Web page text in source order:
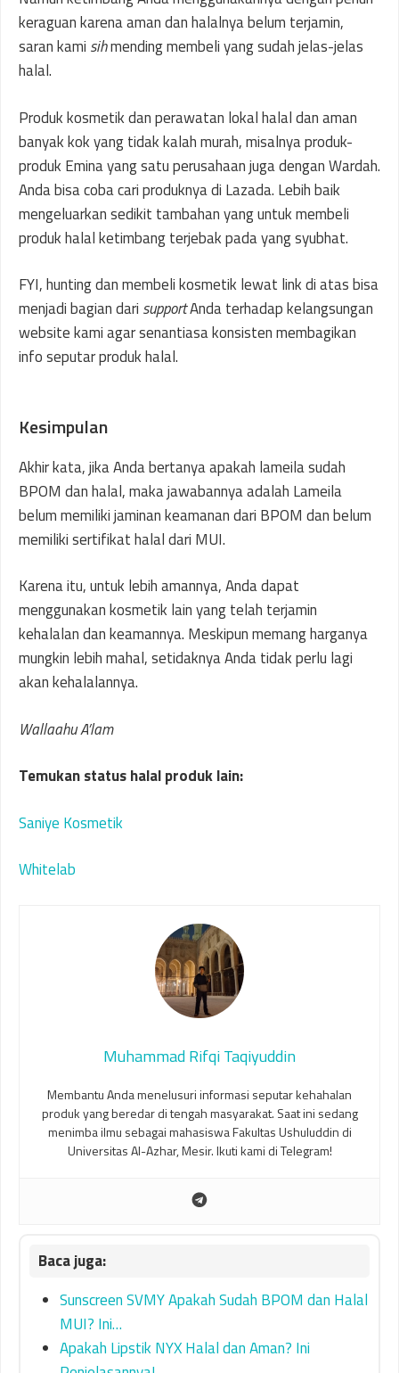
keraguan karena aman dan halalnya belum terjamin,
saran kami sihmending membeli yang sudah jelas-jelas
halal.
Produk kosmetik dan perawatan lokal halal dan aman
banyak kok yang tidak kalah murah, misalnya produk-
produk Emina yang satu perusahaan juga dengan Wardah.
Anda bisa coba cari produknya di Lazada. Lebih baik
mengeluarkan sedikit tambahan yang untuk membeli
produk halal ketimbang terjebak pada yang syubhat.
FYI, hunting dan membeli kosmetik lewat link di atas bisa
menjadi bagian dari supportAnda terhadap kelangsungan
website kami agar senantiasa konsisten membagikan
info seputar produk halal.
Kesimpulan
Akhir kata, jika Anda bertanya apakah lameila sudah
BPOM dan halal, maka jawabannya adalah Lameila
belum memiliki jaminan keamanan dari BPOM dan belum
memiliki sertifikat halal dari MUI.
Karena itu, untuk lebih amannya, Anda dapat
menggunakan kosmetik lain yang telah terjamin
kehalalan dan keamannya. Meskipun memang harganya
mungkin lebih mahal, setidaknya Anda tidak perlu lagi
akan kehalalannya.
Wallaahu A’lam
Temukan status halal produk lain:
Saniye Kosmetik
Whitelab
Muhammad Rifqi Taqiyuddin
Membantu Anda menelusuri informasi seputar kehahalan
produk yang beredar di tengah masyarakat. Saat ini sedang
menimba ilmu sebagai mahasiswa Fakultas Ushuluddin di
Universitas Al-Azhar, Mesir. Ikuti kami di Telegram!
Sunscreen SVMY Apakah Sudah BPOM dan Halal
MUI? Ini…
Apakah Lipstik NYX Halal dan Aman? Ini